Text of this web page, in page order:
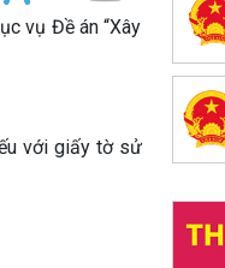
vụ Đề án “Xây
với giấy tờ sử